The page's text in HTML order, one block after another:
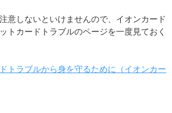
意しないといけませんので、イオンカード
トカードトラブルのページを一度見ておく
トラブルから身を守るために（イオンカー